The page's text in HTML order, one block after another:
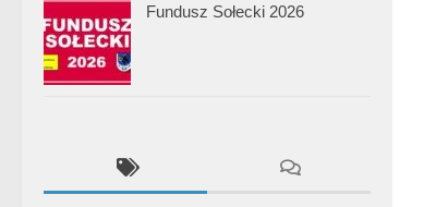
Fundusz Sołecki 2026